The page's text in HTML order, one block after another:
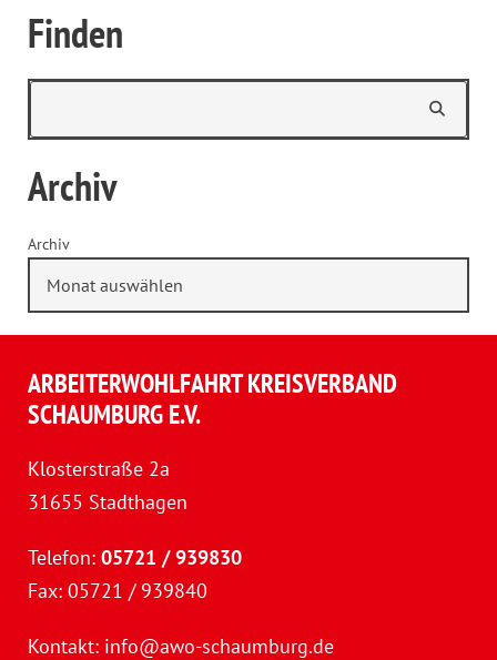
Finden
Archiv
Archiv
ARBEITERWOHLFAHRT KREISVERBAND
SCHAUMBURG E.V.
Klosterstraße 2a
31655 Stadthagen
Telefon: 05721 / 939830
Fax: 05721 / 939840
Kontakt: info@awo-schaumburg.de